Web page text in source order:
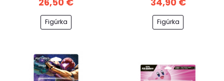
Figúrka Figúrka